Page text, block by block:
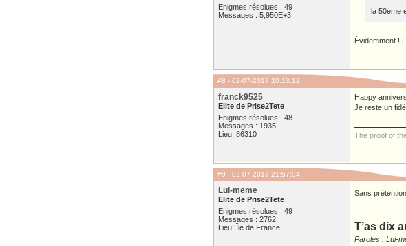
Enigmes résolues : 49
Messages : 5,950E+3
la 50ème
Évidemment !
#8 - 02-07-2017 20:13:12
franck9525
Elite de Prise2Tete
Enigmes résolues : 48
Messages : 1935
Lieu: 86310
Happy
Je reste un
The proof of
#9 - 02-07-2017 21:57:04
Lui-meme
Elite de Prise2Tete
Enigmes résolues : 49
Messages : 2762
Lieu: Île de France
Sans
T’as dix
Paroles : Lui-